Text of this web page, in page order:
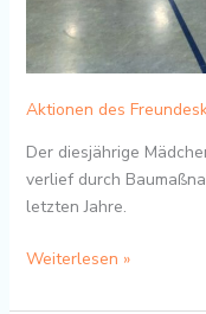
Aktionen des
Der diesjährige
verlief durch
letzten Jahre.
Weiterlesen »